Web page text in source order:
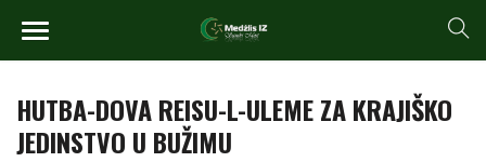
HUTBA-DOVA REISU-L-ULEME ZA KRAJIŠKO
JEDINSTVO U BUŽIMU